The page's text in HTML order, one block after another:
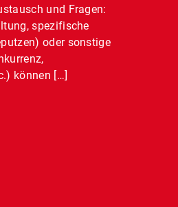
und Fragen:
spezifische
oder sonstige
können […]